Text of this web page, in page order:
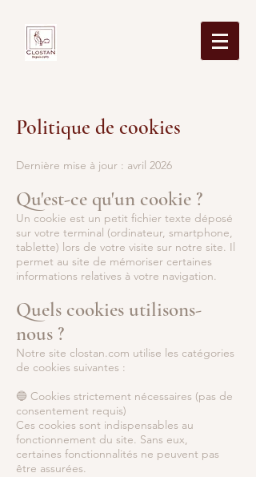
Politique de cookies
Dernière mise à jour : avril 2026
Qu'est-ce qu'un cookie ?
Un cookie est un petit fichier texte déposé
sur votre terminal (ordinateur, smartphone,
tablette) lors de votre visite sur notre site. Il
permet au site de mémoriser certaines
informations relatives à votre navigation.
Quels cookies utilisons-
nous ?
Notre site clostan.com utilise les catégories
de cookies suivantes :
🔵 Cookies strictement nécessaires (pas de
consentement requis)
Ces cookies sont indispensables au
fonctionnement du site. Sans eux,
certaines fonctionnalités ne peuvent pas
être assurées.